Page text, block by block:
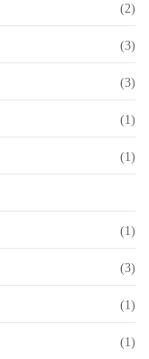
(2)
(3)
(3)
(1)
(1)
(1)
(3)
(1)
(1)